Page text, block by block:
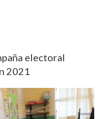
electoral
2021